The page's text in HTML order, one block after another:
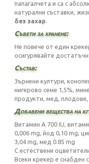
папагалчета и са с
натурални съставки,
без захар.
Съвети за хранене:
Не повече от един
осигурявайте
Състав:
Зърнени култури,
нигерово семе 1,5%,
продукти, мед, плодове,
Добавени вещества на
Витамин A 700 IU,
0,006 mg, йод 0,10 mg,
3,04 mg, мед 0.85 mg
С естествени
Всеки крекер е снабден